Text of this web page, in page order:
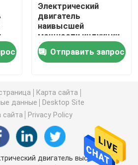
напряжения тока
моторы индукции
электрические двигатели
DC
переменной скорости
Электрический
двигатель
наивысшей
мощности индукции
высокой
эффективности 8KV
высоковольтный с
Отправить запрос
Карта сайта
данные
Desktop Site
сайта
Privacy Policy
двигатель высокой